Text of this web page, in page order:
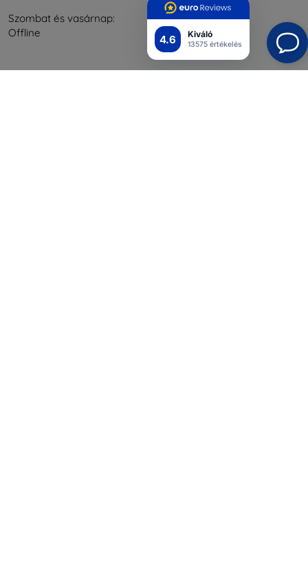
4.6 Kiváló
13575 értékelés
Szombat és vasárnap:
Offline